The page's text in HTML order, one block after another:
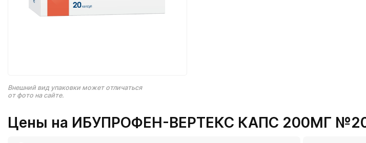
Внешний вид упаковки может отличаться
от фото на сайте.
Цены на ИБУПРОФЕН-ВЕРТЕКС КАПС 200МГ №20